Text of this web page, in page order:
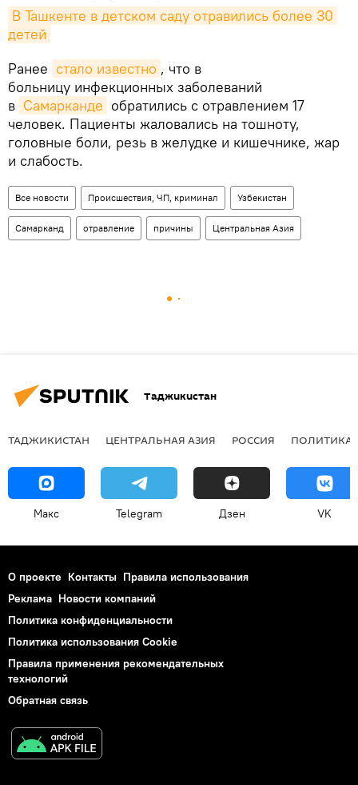
В Ташкенте в детском саду отравились более 30
детей
Ранее стало известно , что в
больницу инфекционных заболеваний
в Самарканде обратились с отравлением 17
человек. Пациенты жаловались на тошноту,
головные боли, резь в желудке и кишечнике, жар
и слабость.
Все новости Происшествия, ЧП, криминал Узбекистан
Самарканд отравление причины Центральная Азия
Таджикистан
ТАДЖИКИСТАН ЦЕНТРАЛЬНАЯ АЗИЯ РОССИЯ ПОЛИТИКА
Макс Telegram Дзен VK
О проекте Контакты Правила использования
Реклама Новости компаний
Политика конфиденциальности
Политика использования Cookie
Правила применения рекомендательных
технологий
Обратная связь